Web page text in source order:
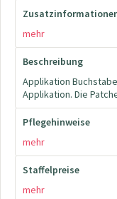
mehr
Beschreibung
Applikation
Applikation. Die
Pflegehinweise
mehr
Staffelpreise
mehr